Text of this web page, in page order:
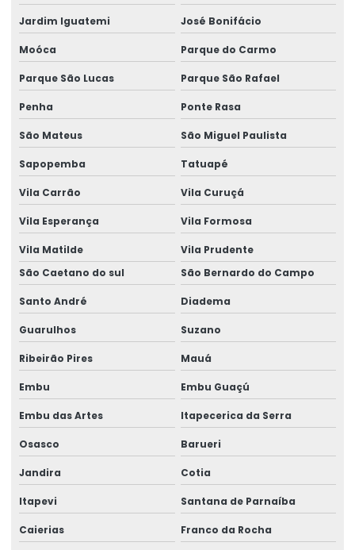
Despacho aduaneiro e desembaraço aduaneiro
Despacho aduaneiro de exportação
Despacho aduaneiro de exportação no brasil
Despacho aduaneiro fracionado
Despacho aduaneiro de importação
Despacho aduaneiro de importação documentos
Despacho aduaneiro de importação e exportação
Despacho aduaneiro logística
Despacho aduaneiro marítimo
Despacho aduaneiro no brasil
Despacho aduaneiro no comércio exterior
Despacho aduaneiro simplificado
Despacho e desembaraço aduaneiro
Emissão e controle de licenças de importação
Empresa aduaneira
Empresa de aduaneiro
Empresa aérea importação
Jardim Iguatemi José Bonifácio
Moóca Parque do Carmo
Parque São Lucas Parque São Rafael
Penha Ponte Rasa
São Mateus São Miguel Paulista
Sapopemba Tatuapé
Vila Carrão Vila Curuçá
Vila Esperança Vila Formosa
Vila Matilde
Vila Prudente
São Caetano do sul
São Bernardo do Campo
Santo André Diadema
Guarulhos Suzano
Ribeirão Pires Mauá
Embu Embu Guaçú
Embu das Artes Itapecerica da Serra
Osasco Barueri
Jandira Cotia
Itapevi Santana de Parnaíba
Caierias Franco da Rocha